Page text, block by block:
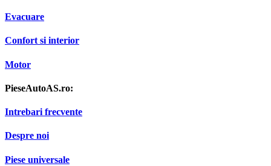
Evacuare
Confort si interior
Motor
PieseAutoAS.ro:
Intrebari frecvente
Despre noi
Piese universale